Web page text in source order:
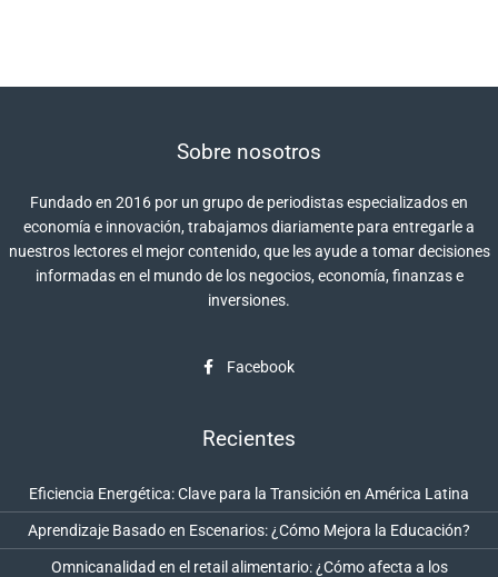
Sobre nosotros
Fundado en 2016 por un grupo de periodistas especializados en
economía e innovación, trabajamos diariamente para entregarle a
nuestros lectores el mejor contenido, que les ayude a tomar decisiones
informadas en el mundo de los negocios, economía, finanzas e
inversiones.
Facebook
Recientes
Eficiencia Energética: Clave para la Transición en América Latina
Aprendizaje Basado en Escenarios: ¿Cómo Mejora la Educación?
Omnicanalidad en el retail alimentario: ¿Cómo afecta a los